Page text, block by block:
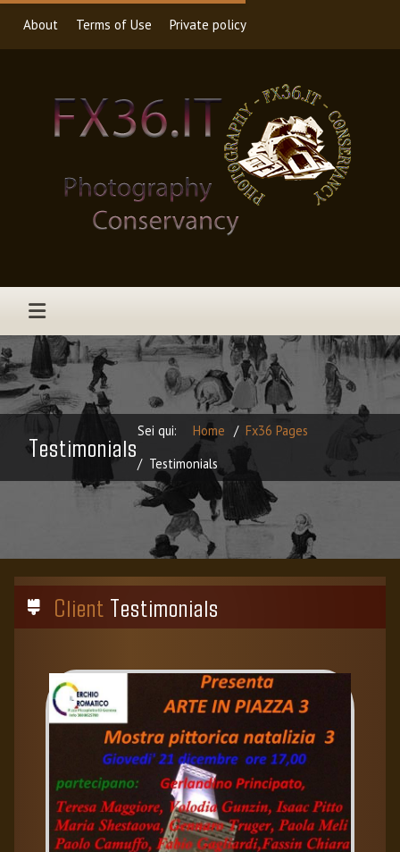
About Terms of Use Private policy
Testimonials
Sei qui: Home
Fx36 Pages
Testimonials
Client Testimonials